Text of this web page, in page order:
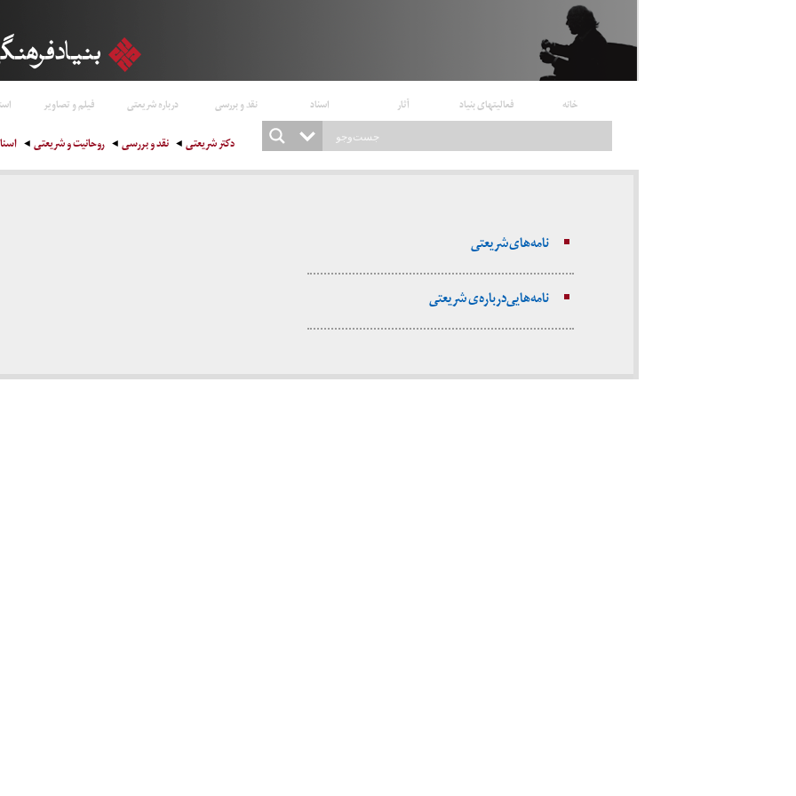
خانه فعالیتهای بنیاد آثار اسناد نقد و بررسی درباره شریعتی فیلم و تصاویر
دکتر شریعتی نقد و بررسی روحانیت و شریعتی
نامه‌های شریعتی
نامه‌هایی درباره‌ی شریعتی